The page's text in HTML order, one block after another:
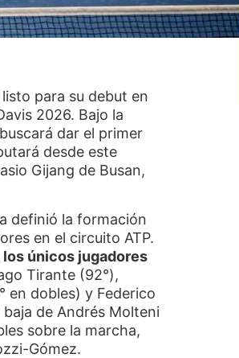
para su debut en
2026. Bajo la
dar el primer
desde este
Gijang de Busan,
definió la formación
en el circuito ATP.
únicos jugadores
Tirante (92°),
en dobles) y Federico
baja de Andrés Molteni
sobre la marcha,
Gómez.